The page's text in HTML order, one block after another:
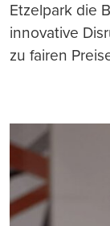
Etzelpark die
innovative
zu fairen